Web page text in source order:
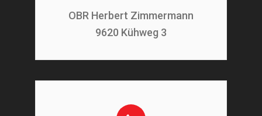
OBR Herbert Zimmermann
9620 Kühweg 3